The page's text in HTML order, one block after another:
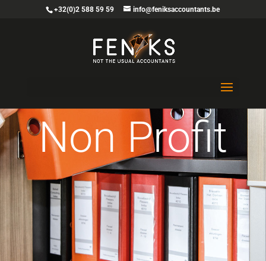
+32(0)2 588 59 59 info@feniksaccountants.be
Non Profit